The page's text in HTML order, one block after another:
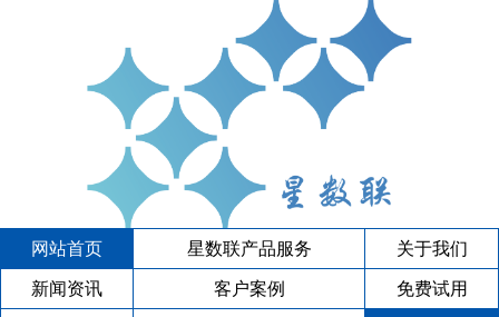
网站首页 星数联产品服务 关于我们
新闻资讯 客户案例 免费试用